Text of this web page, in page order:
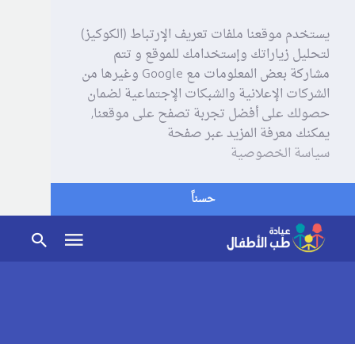
يستخدم موقعنا ملفات تعريف الإرتباط (الكوكيز)
لتحليل زياراتك وإستخدامك للموقع و تتم
مشاركة بعض المعلومات مع Google وغيرها من
الشركات الإعلانية والشبكات الإجتماعية لضمان
حصولك على أفضل تجربة تصفح على موقعنا,
يمكنك معرفة المزيد عبر صفحة
سياسة الخصوصية
حسناً